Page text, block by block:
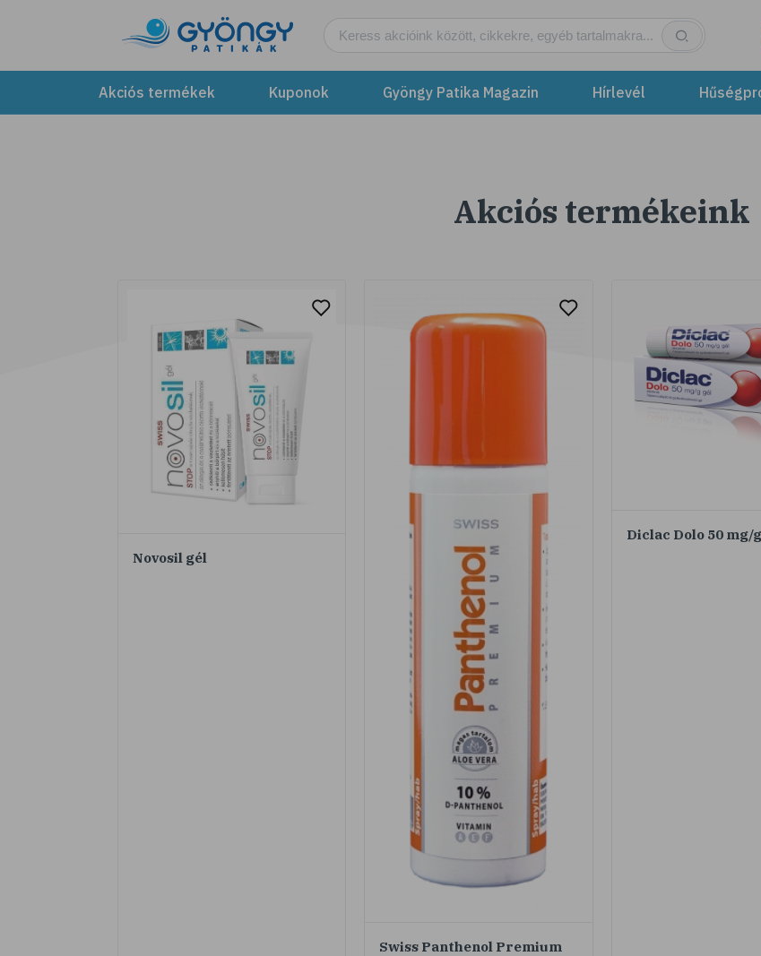
Akciós termékek Kuponok Gyöngy Patika Magazin Hírlevél
Legyen fűszerkertünk!
További részletek
Akciós termékeink
Novosil gél
Swiss Panthenol Premium
Diclac Dolo 50 mg/